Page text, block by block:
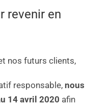
revenir en
nos futurs clients,
responsable, nous
14 avril 2020 afin